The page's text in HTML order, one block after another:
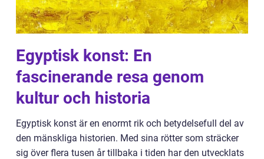
Egyptisk konst: En
fascinerande resa genom
kultur och historia
Egyptisk konst är en enormt rik och betydelsefull del av
den mänskliga historien. Med sina rötter som sträcker
sig över flera tusen år tillbaka i tiden har den utvecklats